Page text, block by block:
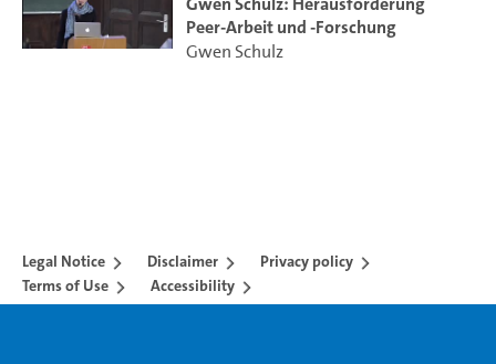
Peer-Arbeit und -Forschung
Gwen Schulz
Legal Notice Disclaimer
Privacy policy
Terms of Use
Accessibility